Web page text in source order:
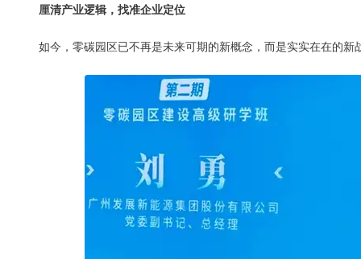
厘清产业逻辑，找准企业定位
如今，零碳园区已不再是未来可期的新概念，而是实实在在的新